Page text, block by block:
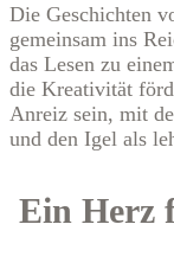
Die Geschichten
gemeinsam ins
das Lesen zu
die Kreativität
Anreiz sein, mit
und den Igel als
Ein Herz